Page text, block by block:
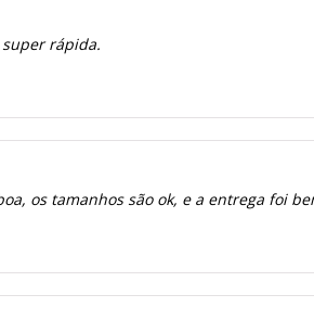
rápida.
os tamanhos são ok, e a entrega foi